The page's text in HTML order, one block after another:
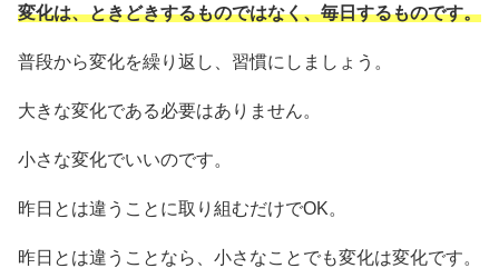
変化は、ときどきするものではなく、毎日するものです。
普段から変化を繰り返し、習慣にしましょう。
大きな変化である必要はありません。
小さな変化でいいのです。
昨日とは違うことに取り組むだけでOK。
昨日とは違うことなら、小さなことでも変化は変化です。